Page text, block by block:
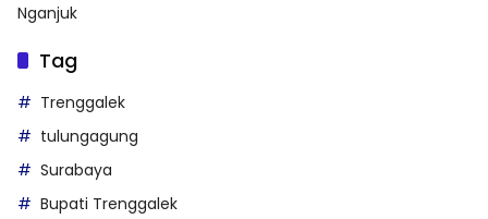
Nganjuk
Tag
Trenggalek
tulungagung
Surabaya
Bupati Trenggalek